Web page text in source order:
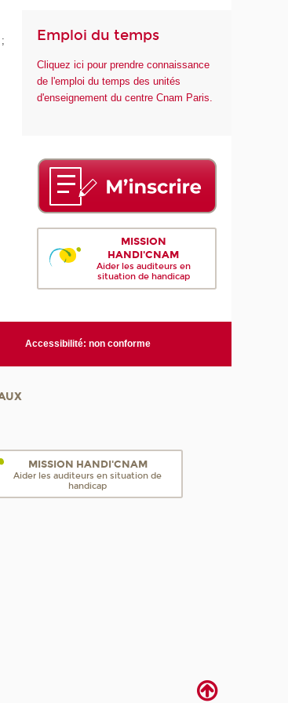
Emploi du temps
Cliquez ici pour prendre connaissance
de l'emploi du temps des unités
d'enseignement du centre Cnam Paris.
MISSION
HANDI'CNAM
Aider les auditeurs en
situation de handicap
Accessibilité: non conforme
MISSION HANDI'CNAM
Aider les auditeurs en situation de
handicap